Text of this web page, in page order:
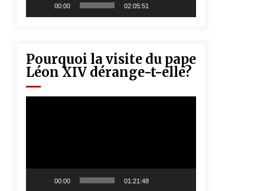
00:00 02:05:51
Pourquoi la visite du pape
Léon XIV dérange-t-elle?
00:00 01:21:48